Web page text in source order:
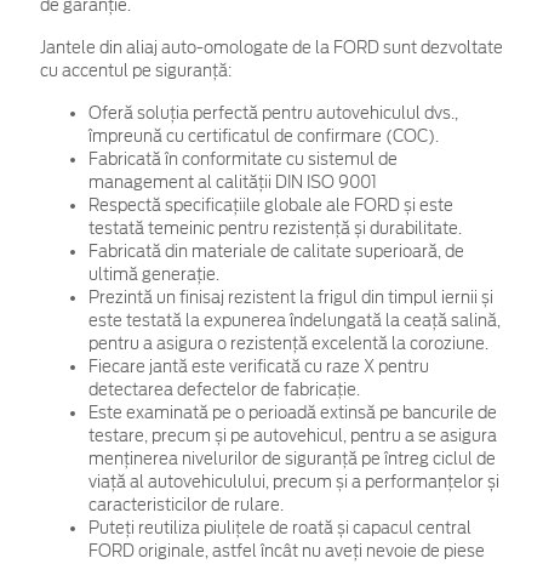
de garanţie.
Jantele din aliaj auto-omologate de la FORD sunt dezvoltate
cu accentul pe siguranță:
Oferă soluția perfectă pentru autovehiculul dvs.,
împreună cu certificatul de confirmare (COC).
Fabricată în conformitate cu sistemul de
management al calității DIN ISO 9001
Respectă specificațiile globale ale FORD și este
testată temeinic pentru rezistență și durabilitate.
Fabricată din materiale de calitate superioară, de
ultimă generație.
Prezintă un finisaj rezistent la frigul din timpul iernii și
este testată la expunerea îndelungată la ceață salină,
pentru a asigura o rezistență excelentă la coroziune.
Fiecare jantă este verificată cu raze X pentru
detectarea defectelor de fabricație.
Este examinată pe o perioadă extinsă pe bancurile de
testare, precum și pe autovehicul, pentru a se asigura
menținerea nivelurilor de siguranță pe întreg ciclul de
viață al autovehiculului, precum și a performanțelor și
caracteristicilor de rulare.
Puteți reutiliza piulițele de roată și capacul central
FORD originale, astfel încât nu aveți nevoie de piese